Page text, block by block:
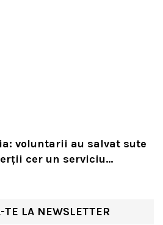
voluntarii au salvat sute
cer un serviciu
TE LA NEWSLETTER